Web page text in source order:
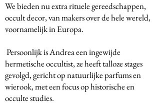
We bieden nu extra rituele gereedschappen,
occult decor, van makers over de hele wereld,
voornamelijk in Europa.
​ Persoonlijk is Andrea een ingewijde
hermetische occultist, ze heeft talloze stages
gevolgd, gericht op natuurlijke parfums en
wierook, met een focus op historische en
occulte studies.